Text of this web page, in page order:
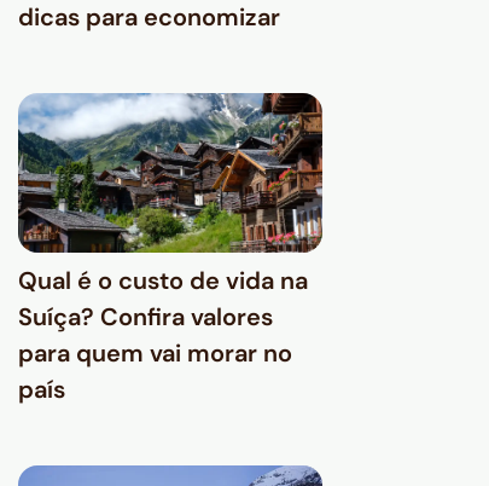
dicas para economizar
Qual é o custo de vida na
Suíça? Confira valores
para quem vai morar no
país